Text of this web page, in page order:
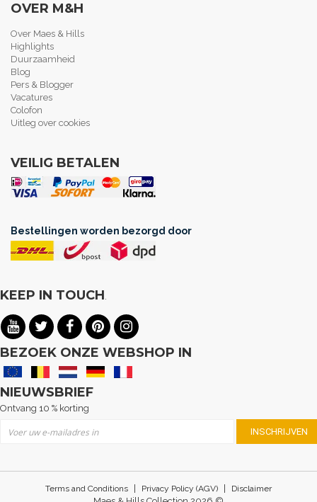
OVER M&H
Over Maes & Hills
Highlights
Duurzaamheid
Blog
Pers & Blogger
Vacatures
Colofon
Uitleg over cookies
VEILIG BETALEN
Bestellingen worden bezorgd door
KEEP IN TOUCH.
BEZOEK ONZE WEBSHOP IN
NIEUWSBRIEF
Ontvang 10 % korting
INSCHRIJVEN
Terms and Conditions Privacy Policy (AGV) Disclaimer